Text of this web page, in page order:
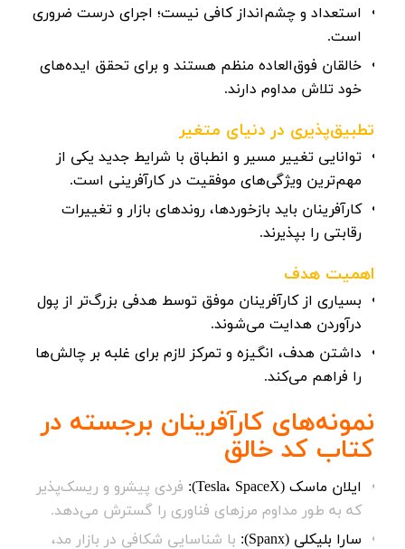
استعداد و چشم‌انداز کافی نیست؛ اجرای درست ضروری
است.
خالقان فوق‌العاده منظم هستند و برای تحقق ایده‌های
خود تلاش مداوم دارند.
تطبیق‌پذیری در دنیای متغیر
توانایی تغییر مسیر و انطباق با شرایط جدید یکی از
مهم‌ترین ویژگی‌های موفقیت در کارآفرینی است.
کارآفرینان باید بازخوردها، روندهای بازار و تغییرات
رقابتی را بپذیرند.
اهمیت هدف
بسیاری از کارآفرینان موفق توسط هدفی بزرگ‌تر از پول
درآوردن هدایت می‌شوند.
داشتن هدف، انگیزه و تمرکز لازم برای غلبه بر چالش‌ها
را فراهم می‌کند.
نمونه‌های کارآفرینان برجسته در
کتاب کد خالق
ایلان ماسک (Tesla، SpaceX):
فردی پیشرو و ریسک‌پذیر
که به طور مداوم مرزهای فناوری را گسترش می‌دهد.
سارا بلیکلی (Spanx):
با شناسایی شکافی در بازار مد،